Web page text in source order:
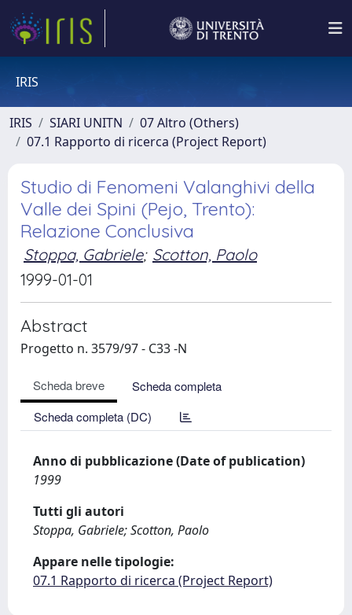
IRIS
IRIS SIARI UNITN
07 Altro (Others)
07.1 Rapporto di ricerca (Project Report)
Studio di Fenomeni Valanghivi della
Valle dei Spini (Pejo, Trento):
Relazione Conclusiva
Stoppa, Gabriele; Scotton, Paolo
1999-01-01
Abstract
Progetto n. 3579/97 - C33 -N
Scheda breve
Scheda completa
Scheda completa (DC)
Anno di pubblicazione (Date of publication)
1999
Tutti gli autori
Stoppa, Gabriele; Scotton, Paolo
Appare nelle tipologie:
07.1 Rapporto di ricerca (Project Report)